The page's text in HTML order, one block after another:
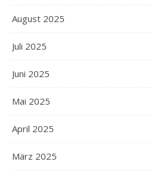
August 2025
Juli 2025
Juni 2025
Mai 2025
April 2025
März 2025